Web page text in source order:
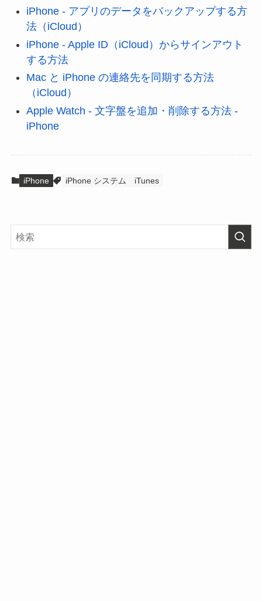
iPhone - アプリのデータをバックアップする方
法（iCloud）
iPhone - Apple ID（iCloud）からサインアウト
する方法
Mac と iPhone の連絡先を同期する方法
（iCloud）
Apple Watch - 文字盤を追加・削除する方法 -
iPhone
iPhone iPhone システム iTunes